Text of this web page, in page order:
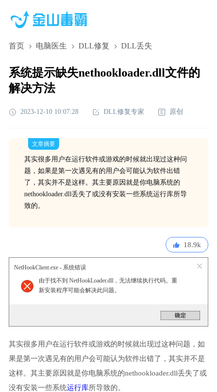
首页 电脑医生 DLL修复 DLL丢失
系统提示缺失nethookloader.dll文件的
解决方法
2023-12-10 10:07:28 DLL修复专家 原创
文章摘要
其实很多用户在运行软件或游戏的时候就出现过这种问
题，如果是第一次遇见有的用户会可能认为软件出错
了，其实并不是这样。其主要原因就是你电脑系统的
nethookloader.dll丢失了或没有安装一些系统运行库所导
致的。
18.9k
NetHookClient.exe - 系统错误
由于找不到 NetHookLoader.dll，无法继续执行代码。重
新安装程序可能会解决此问题。
其实很多用户在运行软件或游戏的时候就出现过这种问题，如
果是第一次遇见有的用户会可能认为软件出错了，其实并不是
这样。其主要原因就是你电脑系统的nethookloader.dll丢失了或
没有安装一些系统运行库所导致的。